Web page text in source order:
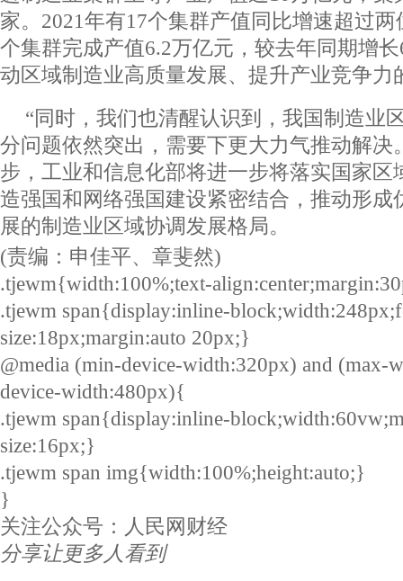
家。2021年有17个集群产值同比增速超过
个集群完成产值6.2万亿元，较去年同期增
动区域制造业高质量发展、提升产业竞争力
“同时，我们也清醒认识到，我国制造业
分问题依然突出，需要下更大力气推动解决
步，工业和信息化部将进一步将落实国家区
造强国和网络强国建设紧密结合，推动形成
展的制造业区域协调发展格局。
(责编：申佳平、章斐然)
.tjewm{width:100%;text-
.tjewm span{display:inline-
size:18px;margin:auto 20px;}
@media (min-device-width:320px) and (max-
device-width:480px){
.tjewm span{display:inline-
size:16px;}
.tjewm span img{width:100%;height:auto;}
}
关注公众号：人民网财经
分享让更多人看到